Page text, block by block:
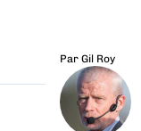
Par Gil Roy